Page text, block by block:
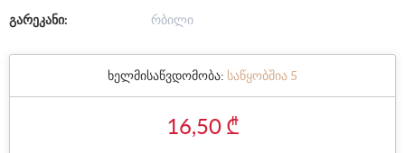
გარეკანი:
რბილი
ხელმისაწვდომობა: საწყობშია 5
16,50 ₾